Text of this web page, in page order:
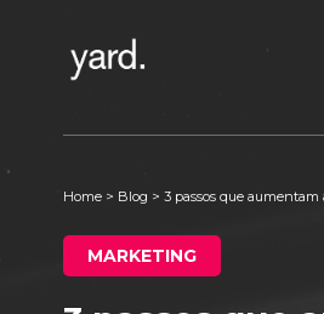
Home > Blog > 3 passos que aumentam
MARKETING